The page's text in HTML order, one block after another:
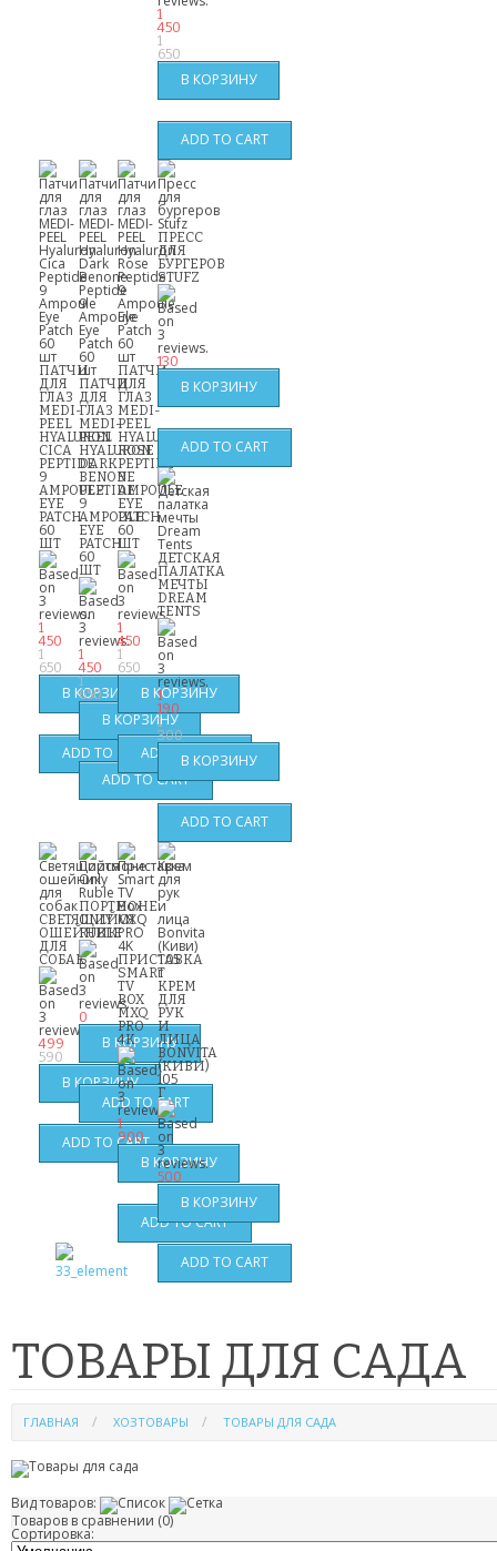
1
450
1
650
ПАТЧИ
ДЛЯ
ГЛАЗ
MEDI-
PEEL
HYALURON
CICA
PEPTIDE
9
AMPOULE
EYE
PATCH
60
ШТ
1
450
1
650
ПАТЧИ
ДЛЯ
ГЛАЗ
MEDI-
PEEL
HYALURON
DARK
BENONE
PEPTIDE
9
AMPOULE
EYE
PATCH
60
ШТ
1
450
1
650
ПАТЧИ
ДЛЯ
ГЛАЗ
MEDI-
PEEL
HYALURON
ROSE
PEPTIDE
9
AMPOULE
EYE
PATCH
60
ШТ
1
450
1
650
ПРЕСС
ДЛЯ
БУРГЕРОВ
STUFZ
130
ДЕТСКАЯ
ПАЛАТКА
МЕЧТЫ
DREAM
TENTS
1
190
1
300
СВЕТЯЩИЙСЯ
ОШЕЙНИК
ДЛЯ
СОБАК
499
590
ПОРТМОНЕ
ONLY
RUBLE
0
ПРИСТАВКА
SMART
TV
BOX
MXQ
PRO
4K
1
900
КРЕМ
ДЛЯ
РУК
И
ЛИЦА
BONVITA
(КИВИ)
105
Г
500
ТОВАРЫ ДЛЯ САДА
ГЛАВНАЯ ХОЗТОВАРЫ ТОВАРЫ ДЛЯ САДА
Вид товаров:
Товаров в сравнении (0)
Сортировка: